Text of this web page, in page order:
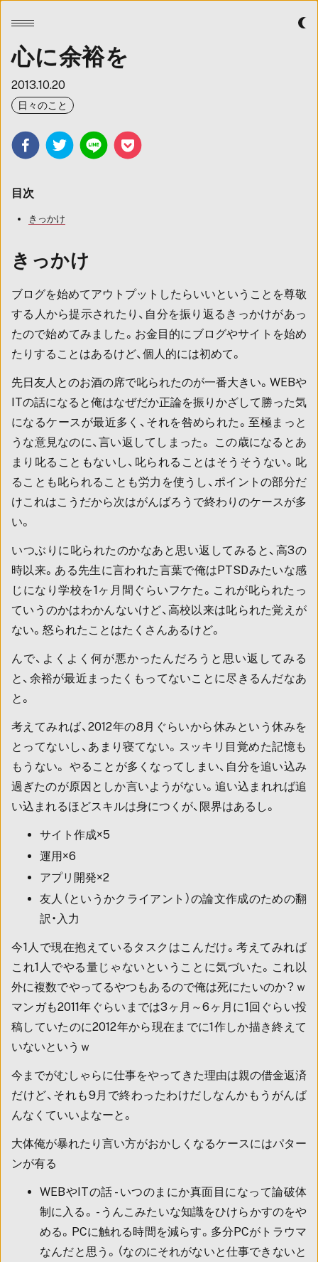
心に余裕を
2013.10.20
日々のこと
目次
きっかけ
きっかけ
ブログを始めてアウトプットしたらいいということを尊敬
する人から提示されたり、自分を振り返るきっかけがあっ
たので始めてみました。お金目的にブログやサイトを始め
たりすることはあるけど、個人的には初めて。
先日友人とのお酒の席で叱られたのが一番大きい。WEBや
ITの話になると俺はなぜだか正論を振りかざして勝った気
になるケースが最近多く、それを咎められた。至極まっと
うな意見なのに、言い返してしまった。 この歳になるとあ
まり叱ることもないし、叱られることはそうそうない。叱
ることも叱られることも労力を使うし、ポイントの部分だ
けこれはこうだから次はがんばろうで終わりのケースが多
い。
いつぶりに叱られたのかなあと思い返してみると、高3の
時以来。ある先生に言われた言葉で俺はPTSDみたいな感
じになり学校を1ヶ月間ぐらいフケた。これが叱られたっ
ていうのかはわかんないけど、高校以来は叱られた覚えが
ない。怒られたことはたくさんあるけど。
んで、よくよく何が悪かったんだろうと思い返してみる
と、余裕が最近まったくもってないことに尽きるんだなあ
と。
考えてみれば、2012年の8月ぐらいから休みという休みを
とってないし、あまり寝てない。スッキリ目覚めた記憶も
もうない。 やることが多くなってしまい、自分を追い込み
過ぎたのが原因としか言いようがない。追い込まれれば追
い込まれるほどスキルは身につくが、限界はあるし。
サイト作成×5
運用×6
アプリ開発×2
友人（というかクライアント）の論文作成のための翻
訳・入力
今1人で現在抱えているタスクはこんだけ。考えてみれば
これ1人でやる量じゃないということに気づいた。これ以
外に複数でやってるやつもあるので俺は死にたいのか？ｗ
マンガも2011年ぐらいまでは3ヶ月～6ヶ月に1回ぐらい投
稿していたのに2012年から現在までに1作しか描き終えて
いないというｗ
今までがむしゃらに仕事をやってきた理由は親の借金返済
だけど、それも9月で終わったわけだしなんかもうがんば
んなくていいよなーと。
大体俺が暴れたり言い方がおかしくなるケースにはパター
ンが有る
WEBやITの話 - いつのまにか真面目になって論破体
制に入る。 - うんこみたいな知識をひけらかすのをや
める。PCに触れる時間を減らす。多分PCがトラウマ
なんだと思う。（なのにそれがないと仕事できないと